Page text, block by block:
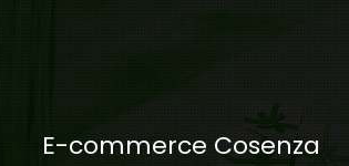
E-commerce Cosenza